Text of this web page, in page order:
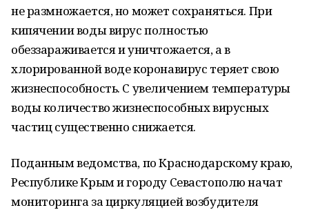
не размножается, но может сохраняться. При
кипячении воды вирус полностью
обеззараживается и уничтожается, а в
хлорированной воде коронавирус теряет свою
жизнеспособность. С увеличением температуры
воды количество жизнеспособных вирусных
частиц существенно снижается.
Поданным ведомства, по Краснодарскому краю,
Республике Крым и городу Севастополю начат
мониторинга за циркуляцией возбудителя